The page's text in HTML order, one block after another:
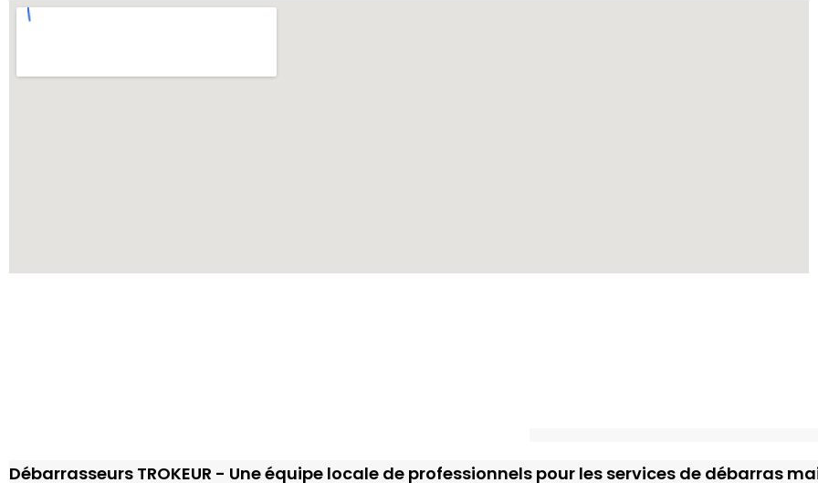
Débarrasseurs TROKEUR - Une équipe locale de professionnels pour les services de débarras